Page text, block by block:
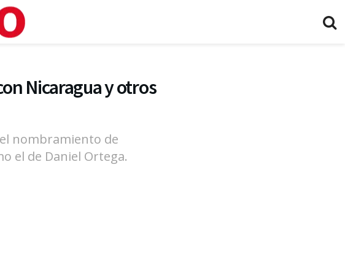
Nicaragua y otros
nombramiento de
el de Daniel Ortega.